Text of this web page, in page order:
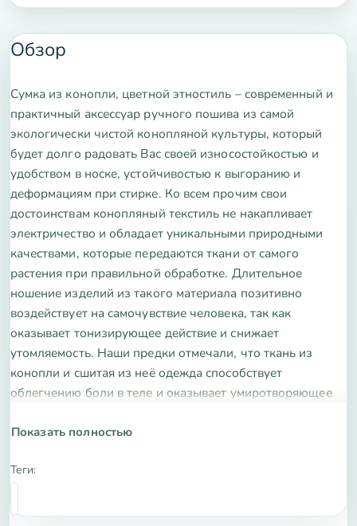
Обзор
Сумка из конопли, цветной этностиль – современный и
практичный аксессуар ручного пошива из самой
экологически чистой конопляной культуры, который
будет долго радовать Вас своей износостойкостью и
удобством в носке, устойчивостью к выгоранию и
деформациям при стирке. Ко всем прочим свои
достоинствам конопляный текстиль не накапливает
электричество и обладает уникальными природными
качествами, которые передаются ткани от самого
растения при правильной обработке. Длительное
ношение изделий из такого материала позитивно
воздействует на самочувствие человека, так как
оказывает тонизирующее действие и снижает
утомляемость. Наши предки отмечали, что ткань из
конопли и сшитая из неё одежда способствует
облегчению боли в теле и оказывает умиротворяющее
конопли людям с чувствительной кожей, склонной к
конопляное волокно абсолютно свободно от токсичных
этому она обладает гипоаллергенными свойствами.
Показать полностью
Теги: